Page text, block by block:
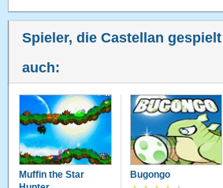
Spieler, die Castellan
auch:
Muffin the Star
Bugongo